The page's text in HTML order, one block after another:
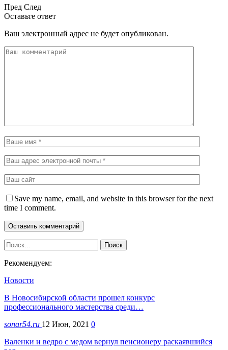
Пред След
Оставьте ответ
Ваш электронный адрес не будет опубликован.
Save my name, email, and website in this browser for the next
time I comment.
Рекомендуем:
Новости
В Новосибирской области прошел конкурс
профессионального мастерства среди…
sonar54.ru 12 Июн, 2021 0
Валенки и ведро с медом вернул пенсионеру раскаявшийся